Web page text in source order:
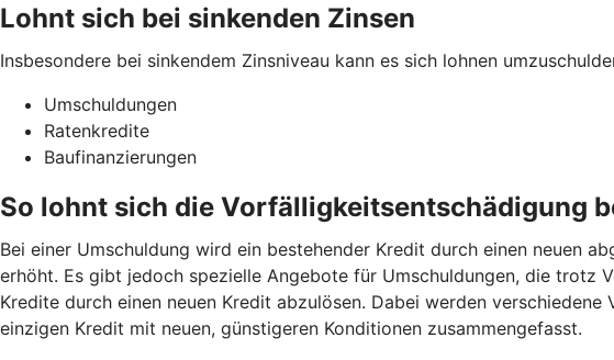
Lohnt sich bei sinkenden Zinsen
Insbesondere bei sinkendem Zinsniveau kann es sich lohnen
Umschuldungen
Ratenkredite
Baufinanzierungen
So lohnt sich die Vorfälligkeitsentschädigung
Bei einer Umschuldung wird ein bestehender Kredit durch einen neuen
erhöht. Es gibt jedoch spezielle Angebote für Umschuldungen, die trotz
Kredite durch einen neuen Kredit abzulösen. Dabei werden
einzigen Kredit mit neuen, günstigeren Konditionen zusammengefasst.